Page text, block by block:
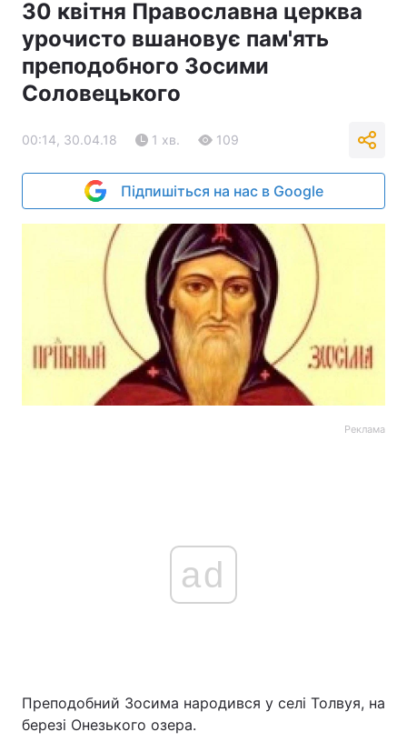
30 квітня Православна церква
урочисто вшановує пам'ять
преподобного Зосими
Соловецького
00:14, 30.04.18 1 хв. 109
Підпишіться на нас в Google
Реклама
ad
Преподобний Зосима народився у селі Толвуя, на
березі Онезького озера.